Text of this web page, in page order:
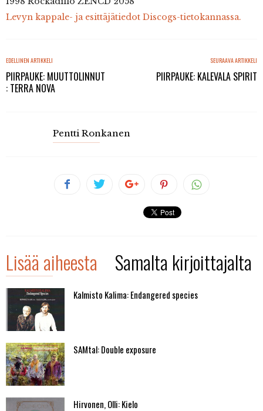
Levyn kappale- ja esittäjätiedot Discogs-tietokannassa.
EDELLINEN ARTIKKELI
PIIRPAUKE: MUUTTOLINNUT
: TERRA NOVA
SEURAAVA ARTIKKELI
PIIRPAUKE: KALEVALA SPIRIT
Pentti Ronkanen
Lisää aiheesta Samalta kirjoittajalta
Kalmisto Kalima: Endangered species
SAMtal: Double exposure
Hirvonen, Olli: Kielo